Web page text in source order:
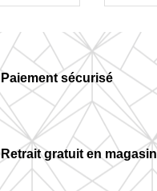
Paiement sécurisé
Retrait gratuit en magasin